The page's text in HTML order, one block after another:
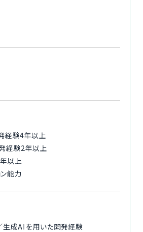
経験4年以上
経験2年以上
以上
ン能力
生成AIを用いた開発経験